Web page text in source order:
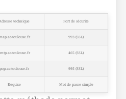
technique Port de sécurité
toulouse.fr 993 (SSL)
toulouse.fr 465 (SSL)
pop.ac-toulouse.fr 995 (SSL)
Requise Mot de passe simple